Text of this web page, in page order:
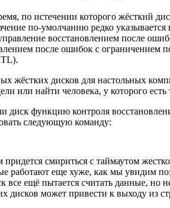
по истечении которого жёсткий
по-умолчанию редко
восстановлением после
после ошибок с
жёстких дисков для настольных
или найти человека, у которого
диск функцию контроля
следующую команду:
смириться с таймаутом
работают еще хуже, как мы увидим
все ещё пытается считать данные, но
дисков может привести к выходу из